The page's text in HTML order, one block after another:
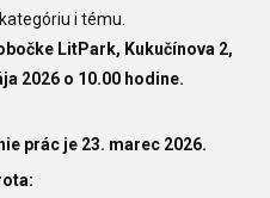
i tému.
LitPark, Kukučínova 2,
2026 o 10.00 hodine.
prác je 23. marec 2026.